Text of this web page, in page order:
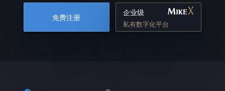
免费注册
企业级
私有数字化平台